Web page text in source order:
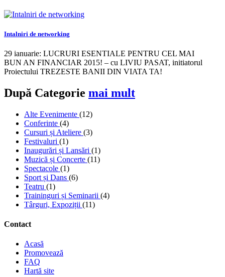
Intalniri de networking
29 ianuarie: LUCRURI ESENTIALE PENTRU CEL MAI
BUN AN FINANCIAR 2015! – cu LIVIU PASAT, initiatorul
Proiectului TREZESTE BANII DIN VIATA TA!
După Categorie mai mult
Alte Evenimente (12)
Conferinte (4)
Cursuri și Ateliere (3)
Festivaluri (1)
Inaugurări și Lansări (1)
Muzică și Concerte (11)
Spectacole (1)
Sport și Dans (6)
Teatru (1)
Traininguri și Seminarii (4)
Târguri, Expoziții (11)
Contact
Acasă
Promovează
FAQ
Hartă site